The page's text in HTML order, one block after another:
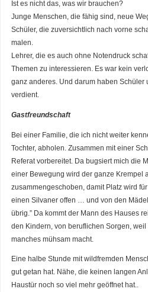
Ist es nicht das, was wir brauchen?
Junge Menschen, die fähig sind, neue
Schüler, die zuversichtlich nach vorne
malen.
Lehrer, die es auch ohne Notendruck
Themen zu interessieren. Es war kein
ganz anderes. Und darum haben Schüler
verdient.
Gastfreundschaft
Bei einer Familie, die ich nicht weiter
Tochter, abholen. Zusammen mit einer
Referat vorbereitet. Da bugsiert mich die
einer Bewegung wird der ganze Krempel
zusammengeschoben, damit Platz wird
einen Silvaner offen … und von den
übrig.” Da kommt der Mann des Hauses
den Kindern, von beruflichen Sorgen,
manches mühsam macht.
Eine halbe Stunde mit wildfremden
gut getan hat. Nähe, die keinen langen
Haustür noch so viel mehr geöffnet hat..